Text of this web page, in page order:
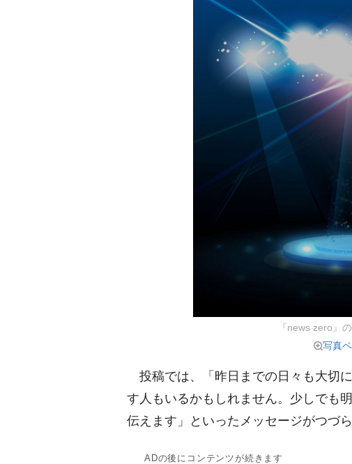
『news zero』
写真
投稿では、「昨日までの日々も大切
す人もいるかもしれません。少しでも
伝えます」といったメッセージがつづら
ADの後にコンテンツが続きます